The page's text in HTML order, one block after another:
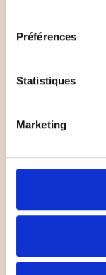
Préférences
Statistiques
Marketing